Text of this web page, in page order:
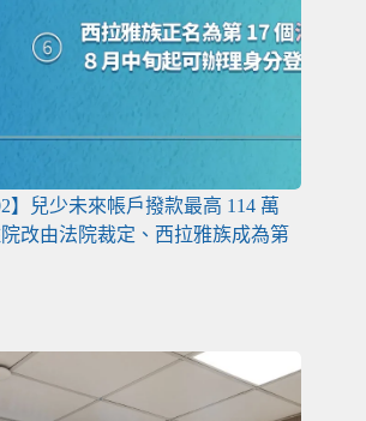
】兒少未來帳戶撥款最高 114 萬
改由法院裁定、西拉雅族成為第